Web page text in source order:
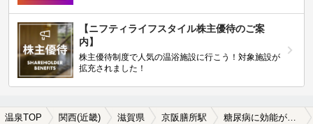
【ニフティライフスタイル株主優待のご案
内】
株主優待制度で人気の温浴施設に行こう！対象施設が
拡充されました！
温泉TOP 関西(近畿) 滋賀県 京阪膳所駅 糖尿病に効能がある京阪膳所駅近くの温泉、日帰り温泉、スーパー銭湯おすすめ